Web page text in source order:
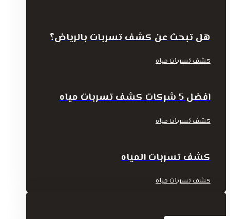
هل تبحث عن كشف تسربات بالرياض؟
كشف تسربات مياه
افضل 5 شركات كشف تسربات مياه
كشف تسربات مياه
كشف تسربات المياه
كشف تسربات مياه